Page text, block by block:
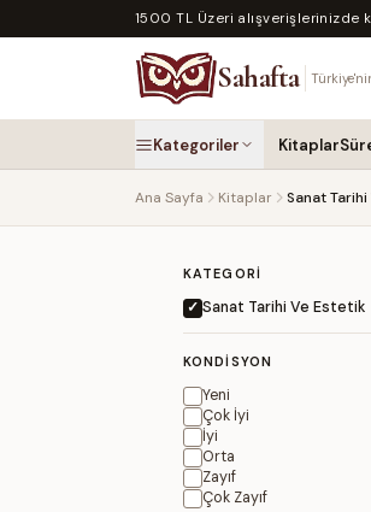
1500 TL Üzeri alışverişlerinizde
Sahafta
Kategoriler Kitaplar
Ana Sayfa Kitaplar Sanat
KATEGORI
Sanat Tarihi Ve Estetik
KONDISYON
Yeni
Çok İyi
İyi
Orta
Zayıf
Çok Zayıf